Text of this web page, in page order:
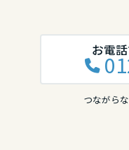
お電
つながら